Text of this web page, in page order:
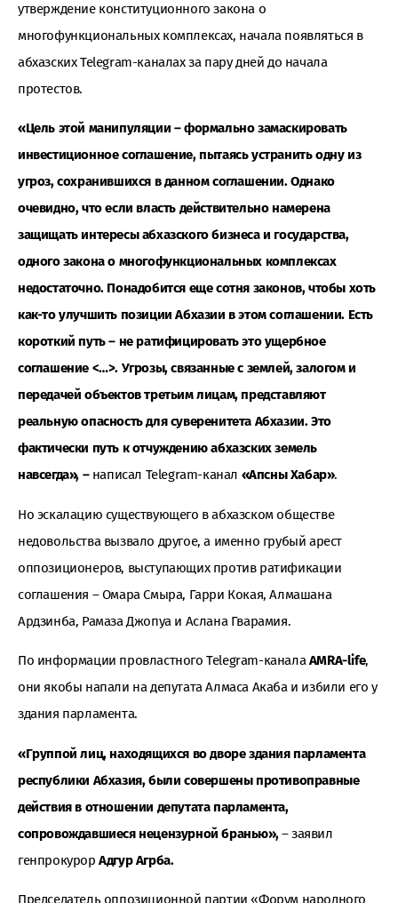
утверждение конституционного закона о
многофункциональных комплексах, начала появляться в
абхазских Telegram-каналах за пару дней до начала
протестов.
«Цель этой манипуляции – формально замаскировать
инвестиционное соглашение, пытаясь устранить одну из
угроз, сохранившихся в данном соглашении. Однако
очевидно, что если власть действительно намерена
защищать интересы абхазского бизнеса и государства,
одного закона о многофункциональных комплексах
недостаточно. Понадобится еще сотня законов, чтобы хоть
как-то улучшить позиции Абхазии в этом соглашении. Есть
короткий путь – не ратифицировать это ущербное
соглашение <…>. Угрозы, связанные с землей, залогом и
передачей объектов третьим лицам, представляют
реальную опасность для суверенитета Абхазии. Это
фактически путь к отчуждению абхазских земель
навсегда», – написал Telegram-канал «Апсны Хабар».
Но эскалацию существующего в абхазском обществе
недовольства вызвало другое, а именно грубый арест
оппозиционеров, выступающих против ратификации
соглашения – Омара Смыра, Гарри Кокая, Алмашана
Ардзинба, Рамаза Джопуа и Аслана Гварамия.
По информации провластного Telegram-каналаAMRA-life,
они якобы напали на депутата Алмаса Акаба и избили его у
здания парламента.
«Группой лиц, находящихся во дворе здания парламента
республики Абхазия, были совершены противоправные
действия в отношении депутата парламента,
сопровождавшиеся нецензурной бранью»,– заявил
генпрокурор Адгур Агрба.
Председатель оппозиционной партии «Форум народного